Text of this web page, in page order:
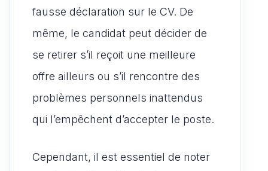
fausse déclaration sur le CV. De
même, le candidat peut décider de
se retirer s’il reçoit une meilleure
offre ailleurs ou s’il rencontre des
problèmes personnels inattendus
qui l’empêchent d’accepter le poste.
Cependant, il est essentiel de noter